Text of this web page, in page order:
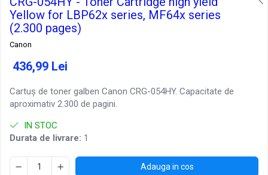
Yellow for LBP62x series, MF64x series
(2.300 pages)
Canon
436,99 Lei
Cartuș de toner galben Canon CRG-054HY. Capacitate de
aproximativ 2.300 de pagini.
IN STOC
Durata de livrare: 1
Adauga in cos